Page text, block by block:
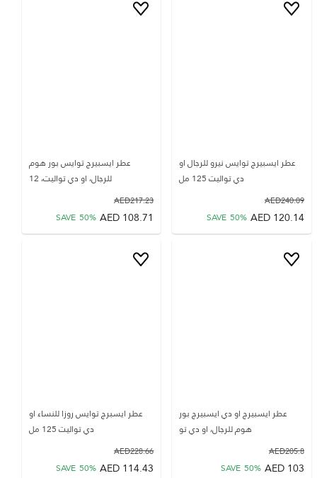
عطر ايسبيرج توايس نيرو للرجال او
دي تواليت 125 مل
240.09
AED
120.14
AED
SAVE 50%
عطر ايسبيرج توايس بور هوم
للرجال، او دي تواليت، 12
217.23
AED
108.71
AED
SAVE 50%
عطر ايسبيرج او دي ايسبيرج بور
هوم للرجال، او دي تو
205.8
AED
103
AED
SAVE 50%
عطر ايسبرج توايس روزا للنساء او
دي تواليت 125 مل
228.66
AED
114.43
AED
SAVE 50%